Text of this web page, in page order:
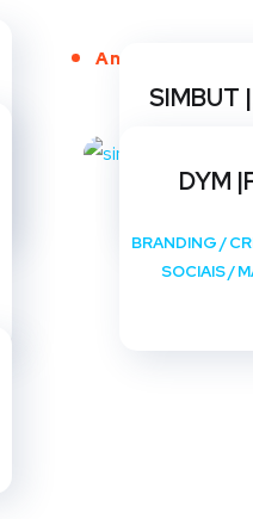
Anos de Serviço
SIMBUT
DYM
BRANDING/
SOCIAIS/